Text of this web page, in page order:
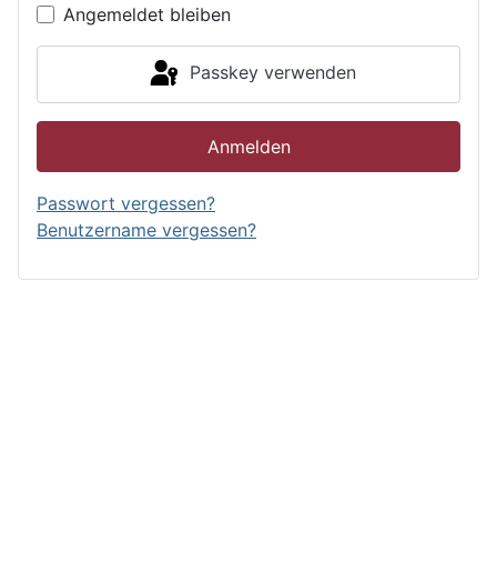
Angemeldet bleiben
Passkey verwenden
Anmelden
Passwort vergessen?
Benutzername vergessen?